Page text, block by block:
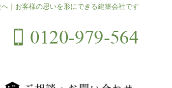
｜お客様の思いを形にできる建築会社です